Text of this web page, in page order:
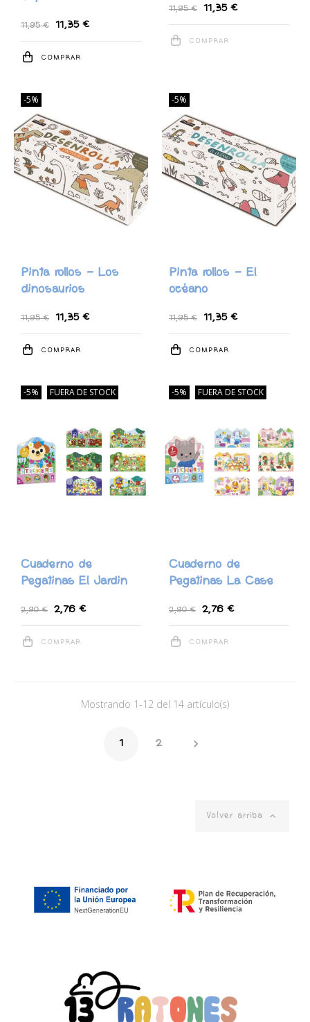
11,95 € 11,35 €
COMPRAR
11,95 € 11,35 €
COMPRAR
-5%
Pinta rollos - Los
dinosaurios
11,95 € 11,35 €
COMPRAR
-5%
Pinta rollos - El
océano
11,95 € 11,35 €
COMPRAR
-5% FUERA DE STOCK
Cuaderno de
Pegatinas El Jardin
2,90 € 2,76 €
COMPRAR
-5% FUERA DE STOCK
Cuaderno de
Pegatinas La Case
2,90 € 2,76 €
COMPRAR
Mostrando 1-12 del 14 artículo(s)
1 2 
Volver arriba 